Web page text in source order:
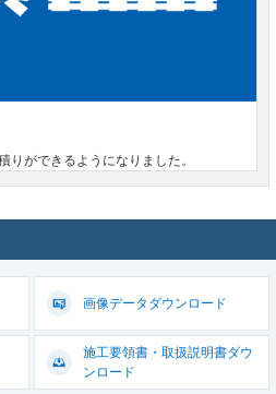
りができるようになりました。
画像データ ダウンロード
施工要領書・取扱説明書ダウ
ンロード